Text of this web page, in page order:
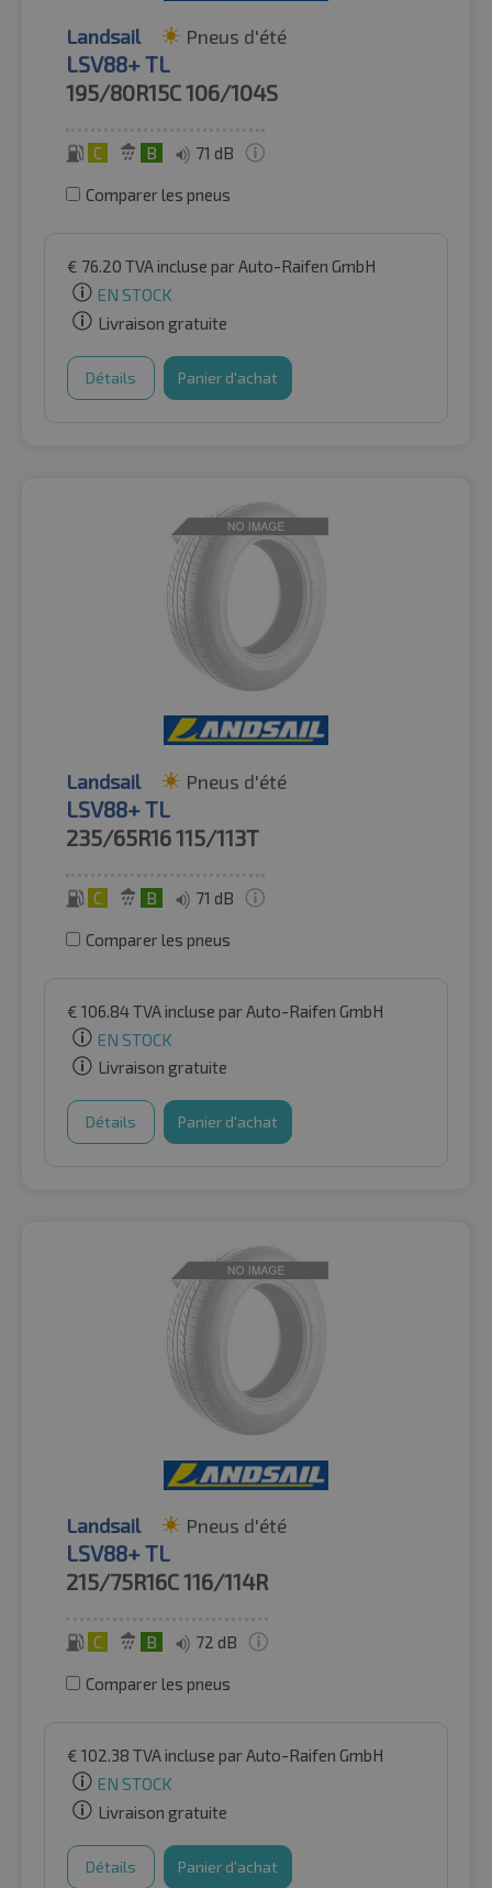
Landsail Pneus d'été
LSV88+ TL
195/80R15C106/104S
C B 71 dB
Comparer les pneus
€ 76.20 TVA incluse par Auto-Raifen GmbH
EN STOCK
Livraison gratuite
Détails Panier d'achat
Landsail Pneus d'été
LSV88+ TL
235/65R16115/113T
C B 71 dB
Comparer les pneus
€ 106.84TVA incluse par Auto-Raifen GmbH
EN STOCK
Livraison gratuite
Détails Panier d'achat
Landsail Pneus d'été
LSV88+ TL
215/75R16C116/114R
C B 72 dB
Comparer les pneus
€ 102.38 TVA incluse par Auto-Raifen GmbH
EN STOCK
Livraison gratuite
Détails Panier d'achat